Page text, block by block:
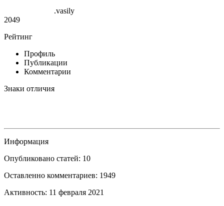
.vasily
2049
Рейтинг
Профиль
Публикации
Комментарии
Знаки отличия
Информация
Опубликовано статей: 10
Оставленно комментариев: 1949
Активность: 11 февраля 2021